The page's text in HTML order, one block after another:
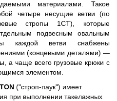
материалами. Такое
четыре несущие ветви (по
стропы 1СТ), которые
подвесным овальным
каждой ветви снабжены
(концевыми деталями) —
а чаще всего грузовые крюки с
элементом.
("строп-паук") имеет
при выполнении такелажных